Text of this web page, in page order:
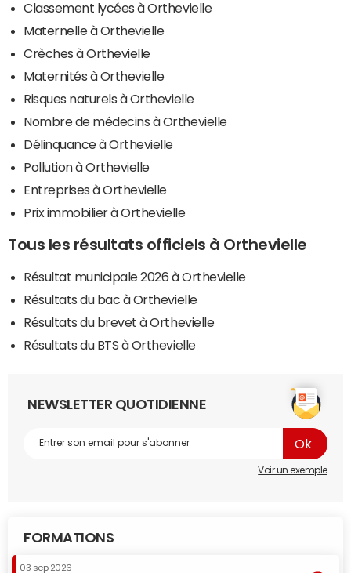
Classement lycées à Orthevielle
Maternelle à Orthevielle
Crèches à Orthevielle
Maternités à Orthevielle
Risques naturels à Orthevielle
Nombre de médecins à Orthevielle
Délinquance à Orthevielle
Pollution à Orthevielle
Entreprises à Orthevielle
Prix immobilier à Orthevielle
Tous les résultats officiels à Orthevielle
Résultat municipale 2026 à Orthevielle
Résultats du bac à Orthevielle
Résultats du brevet à Orthevielle
Résultats du BTS à Orthevielle
NEWSLETTER QUOTIDIENNE
Voir un exemple
FORMATIONS
03 sep 2026